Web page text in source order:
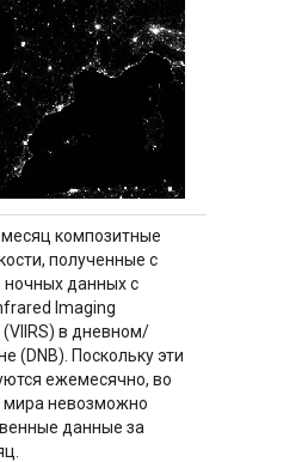
композитные
полученные с
данных с
Imaging
в дневном/
(DNB). Поскольку эти
ежемесячно, во
мира невозможно
данные за